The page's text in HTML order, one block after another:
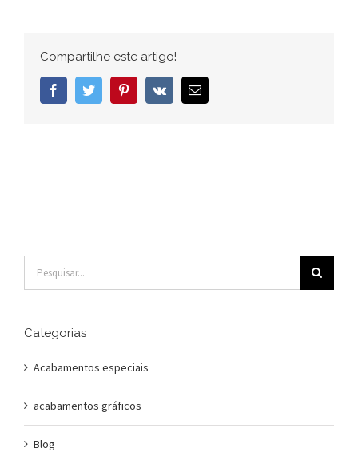
Compartilhe este artigo!
FacebookTwitter PinterestVk
E-
mail
resultados
Categorias
Acabamentos especiais
acabamentos gráficos
Blog